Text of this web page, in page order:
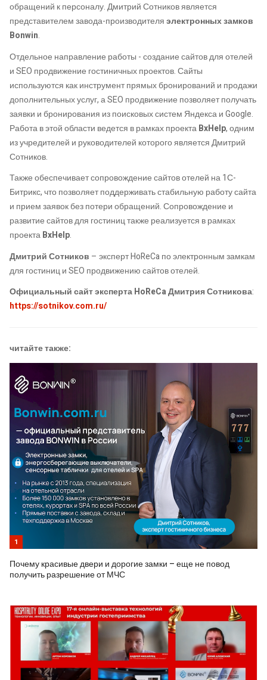
обращений к персоналу. Дмитрий Сотников является
представителем завода-производителяэлектронных замков
Bonwin.
Отдельное направление работы - создание сайтов для отелей
и SEO продвижение гостиничных проектов. Сайты
используются как инструмент прямых бронирований и продажи
дополнительных услуг, а SEO продвижение позволяет получать
заявки и бронирования из поисковых систем Яндекса и Google.
Работа в этой области ведется в рамках проектаBxHelp, одним
из учредителей и руководителей которого является Дмитрий
Сотников.
Также обеспечивает сопровождение сайтов отелей на 1С-
Битрикс, что позволяет поддерживать стабильную работу сайта
и прием заявок без потери обращений. Сопровождение и
развитие сайтов для гостиниц также реализуется в рамках
проектаBxHelp.
Дмитрий Сотников – эксперт HoReCa по электронным замкам
для гостиниц и SEO продвижению сайтов отелей.
Официальный сайт эксперта HoReCa Дмитрия Сотникова:
https://sotnikov.com.ru/
читайте также:
1
Почему красивые двери и дорогие замки – еще не повод
получить разрешение от МЧС